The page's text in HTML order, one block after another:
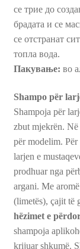
се трие до
брадата и се
се отстранат
топла вода.
Пакување: во
Shampo për
Shampoja për
zbut mjekrën. Në
për modelim. Për
larjen e
prodhuar nga
argani. Me
(limetës), çajit të
hëzimet e
shampoja
krijuar shkumë.